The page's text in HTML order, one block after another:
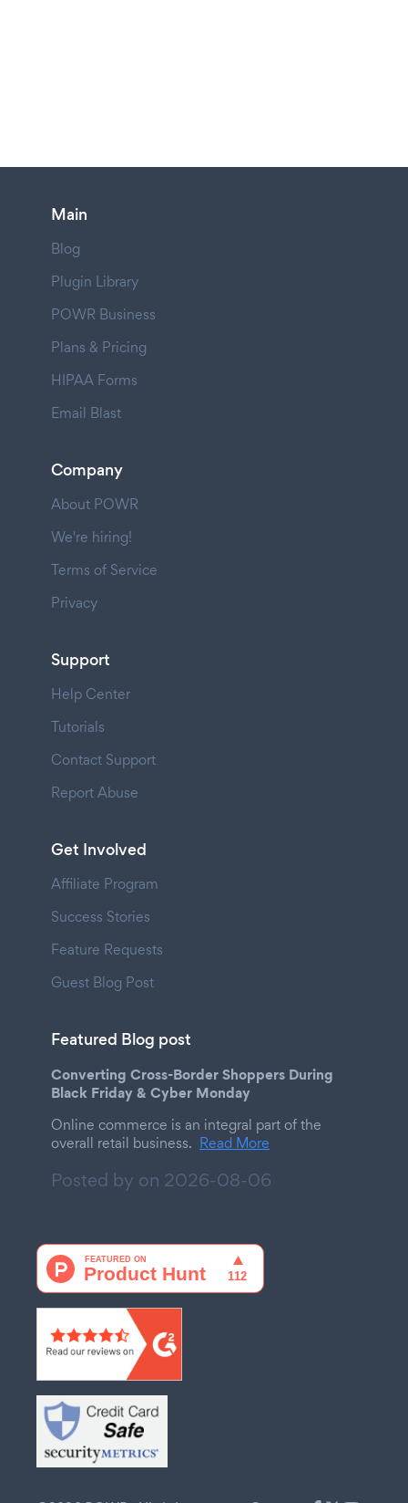
Main
Blog
Plugin Library
POWR Business
Plans & Pricing
HIPAA Forms
Email Blast
Company
About POWR
We're hiring!
Terms of Service
Privacy
Support
Help Center
Tutorials
Contact Support
Report Abuse
Get Involved
Affiliate Program
Success Stories
Feature Requests
Guest Blog Post
Featured Blog post
Converting Cross-Border Shoppers During
Black Friday & Cyber Monday
Online commerce is an integral part of the
overall retail business. Read More
Posted by on 2026-08-06